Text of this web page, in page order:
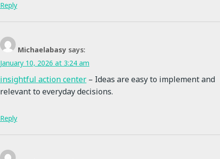
Reply
Michaelabasy says:
January 10, 2026 at 3:24 am
insightful action center – Ideas are easy to implement and
relevant to everyday decisions.
Reply